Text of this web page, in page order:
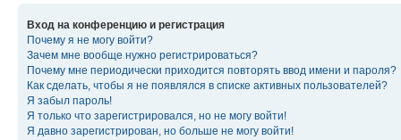
Вход на конференцию и регистрация
Почему я не могу войти?
Зачем мне вообще нужно регистрироваться?
Почему мне периодически приходится повторять ввод имени и пароля?
Как сделать, чтобы я не появлялся в списке активных пользователей?
Я забыл пароль!
Я только что зарегистрировался, но не могу войти!
Я давно зарегистрирован, но больше не могу войти!